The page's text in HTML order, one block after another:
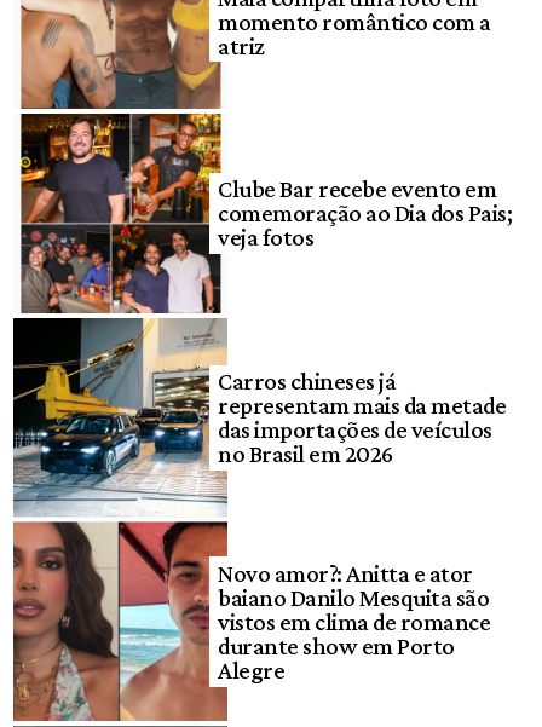
momento romântico com a
atriz
Clube Bar recebe evento em
comemoração ao Dia dos Pais;
veja fotos
Carros chineses já
representam mais da metade
das importações de veículos
no Brasil em 2026
Novo amor?: Anitta e ator
baiano Danilo Mesquita são
vistos em clima de romance
durante show em Porto
Alegre